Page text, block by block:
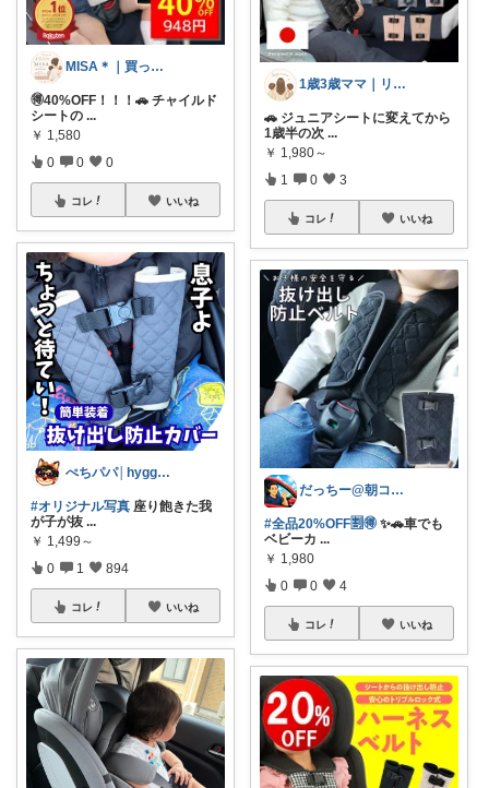
MISA＊｜買ってよかったもの
🉐40%OFF！！！🚗 チャイルド
シートの ...
￥ 1,580
0 0 0
コレ いいね
ぺちパパ│hyggeな心意気を大切に🌿
#オリジナル写真 座り飽きた我
が子が抜 ...
￥ 1,499～
0 1 894
コレ いいね
1歳3歳ママ｜リアル育児
🚗 ジュニアシートに変えてから
1歳半の次 ...
￥ 1,980～
1 0 3
コレ いいね
だっちー@朝コレ5時🚗カー用品探求家
#全品20%OFF🈹🉐 ✨🚗車でも
ベビーカ ...
￥ 1,980
0 0 4
コレ いいね